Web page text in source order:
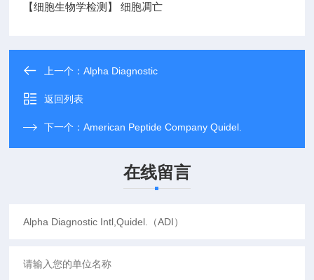
【细胞生物学检测】 细胞凋亡
上一个：Alpha Diagnostic
返回列表
下一个：American Peptide Company Quidel.
在线留言